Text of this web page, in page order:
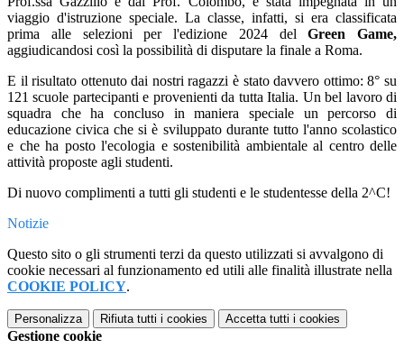
viaggio d'istruzione speciale. La classe, infatti, si era classificata
prima alle selezioni per l'edizione 2024 delGreen Game,
aggiudicandosi così la possibilità di disputare la finale a Roma.
E il risultato ottenuto dai nostri ragazzi è stato davvero ottimo: 8° su
121 scuole partecipanti e provenienti da tutta Italia. Un bel lavoro di
squadra che ha concluso in maniera speciale un percorso di
educazione civica che si è sviluppato durante tutto l'anno scolastico
e che ha posto l'ecologia e sostenibilità ambientale al centro delle
attività proposte agli studenti.
Di nuovo complimenti a tutti gli studenti e le studentesse della 2^C!
Notizie
Questo sito o gli strumenti terzi da questo utilizzati si avvalgono di
cookie necessari al funzionamento ed utili alle finalità illustrate nella
COOKIE POLICY.
Personalizza Rifiuta tutti i cookies Accetta tutti i cookies
Gestione cookie